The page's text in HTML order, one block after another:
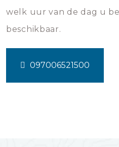
welk uur van de dag u
beschikbaar.
097006521500